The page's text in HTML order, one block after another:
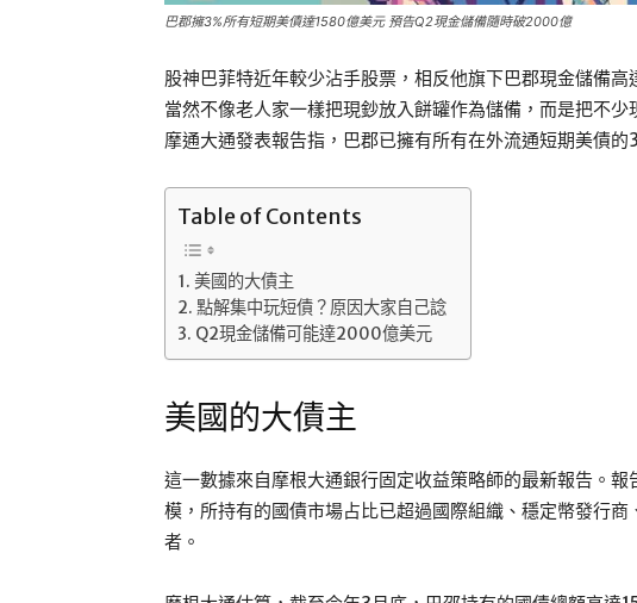
巴郡擁3%所有短期美債達1580億美元 預告Q2現金儲備隨時破2000億
股神巴菲特近年較少沾手股票，相反他旗下巴郡現金儲備
當然不像老人家一樣把現鈔放入餅罐作為儲備，而是把不
摩通大通發表報告指，巴郡已擁有所有在外流通短期美債的
Table of Contents
美國的大債主
點解集中玩短債？原因大家自己諗
Q2現金儲備可能達2000億美元
美國的大債主
這一數據來自摩根大通銀行固定收益策略師的最新報告。
模，所持有的國債市場占比已超過國際組織、穩定幣發行
者。